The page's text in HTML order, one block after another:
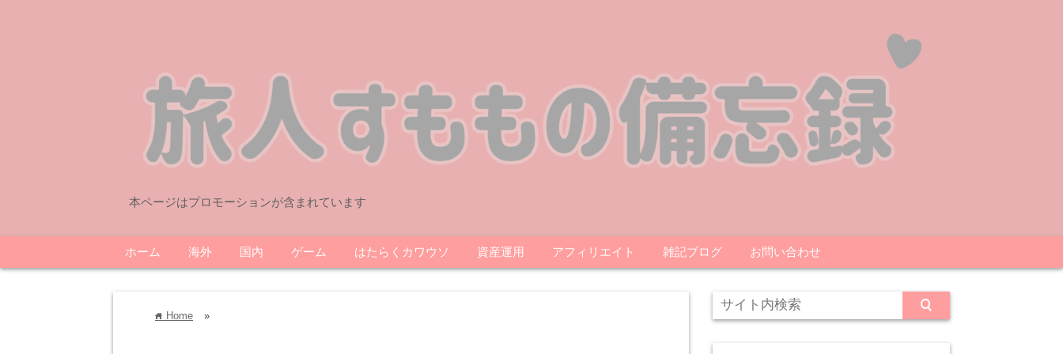
本ページはプロモーションが含まれています
ホーム 海外 国内 ゲーム はたらくカワウソ 資産運用 アフィリエイト 雑記ブログ お問い合わせ
home Home »